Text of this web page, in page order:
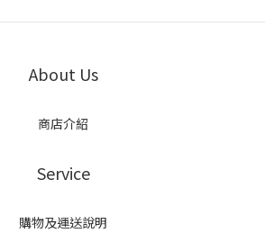
About Us
商店介紹
Service
購物及運送說明